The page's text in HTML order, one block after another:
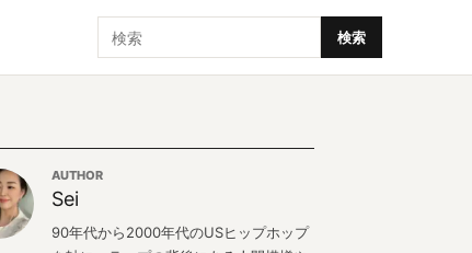
検索 検索
AUTHOR
Sei
90年代から2000年代のUSヒップホップ